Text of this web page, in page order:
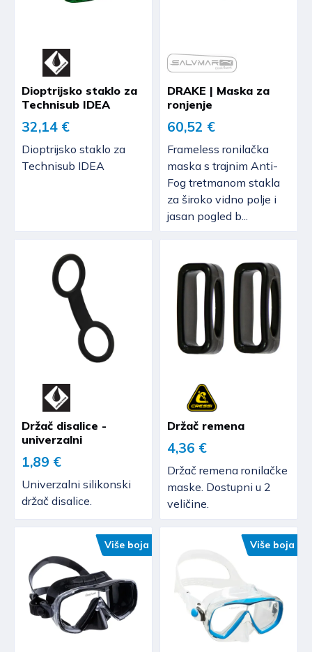
Dioptrijsko staklo za
Technisub IDEA
32,14 €
Dioptrijsko staklo za
Technisub IDEA
DRAKE | Maska za
ronjenje
60,52 €
Frameless ronilačka
maska s trajnim Anti-
Fog tretmanom stakla
za široko vidno polje i
jasan pogled b...
Držač disalice -
univerzalni
1,89 €
Univerzalni silikonski
držač disalice.
Držač remena
4,36 €
Držač remena ronilačke
maske. Dostupni u 2
veličine.
Više boja Više boja